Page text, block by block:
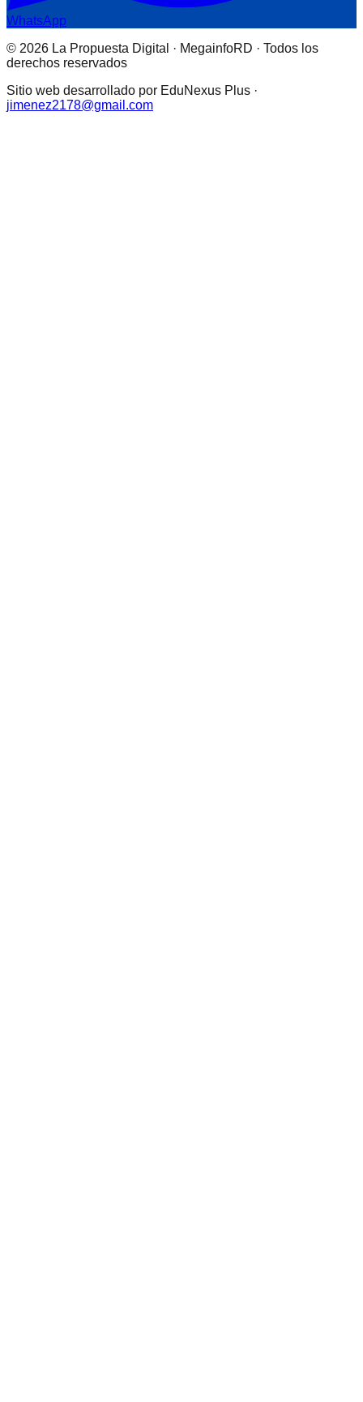
WhatsApp
© 2026 La Propuesta Digital · MegainfoRD · Todos los
derechos reservados
Sitio web desarrollado por EduNexus Plus ·
jimenez2178@gmail.com